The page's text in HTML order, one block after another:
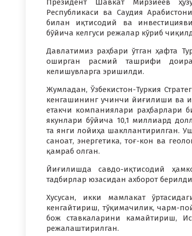
Президент Шавкат Мирзиёев
Республикаси ва Саудия
билан иқтисодий ва
бўйича келгуси режалар кўриб
Давлатимиз раҳбари ўтган ҳафта
оширган расмий ташрифи
келишувларга эришилди.
Жумладан, Ўзбекистон-Туркия
кенгашининг учинчи йиғилиши ва
етакчи компаниялари раҳбарлари
якунлари бўйича 10,1 миллиард
та янги лойиҳа шакллантирилган.
саноат, энергетика, тоғ-кон ва
қамраб олган.
Йиғилишда савдо-иқтисодий
тадбирлар юзасидан ахборот
Хусусан, икки мамлакат
кенгайтириш, тўқимачилик, чарм-
бож ставкаларини камайтириш,
режалаштирилган.